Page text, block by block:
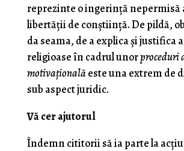
reprezinte o ingerinţă nepermisă
libertăţii de conştiinţă. De pildă,
da seama, de a explica şi justifica
religioase în cadrul unorproceduri
motivaţională este una extrem de
sub aspect juridic.
Vă cer ajutorul
Îndemn cititorii să ia parte la